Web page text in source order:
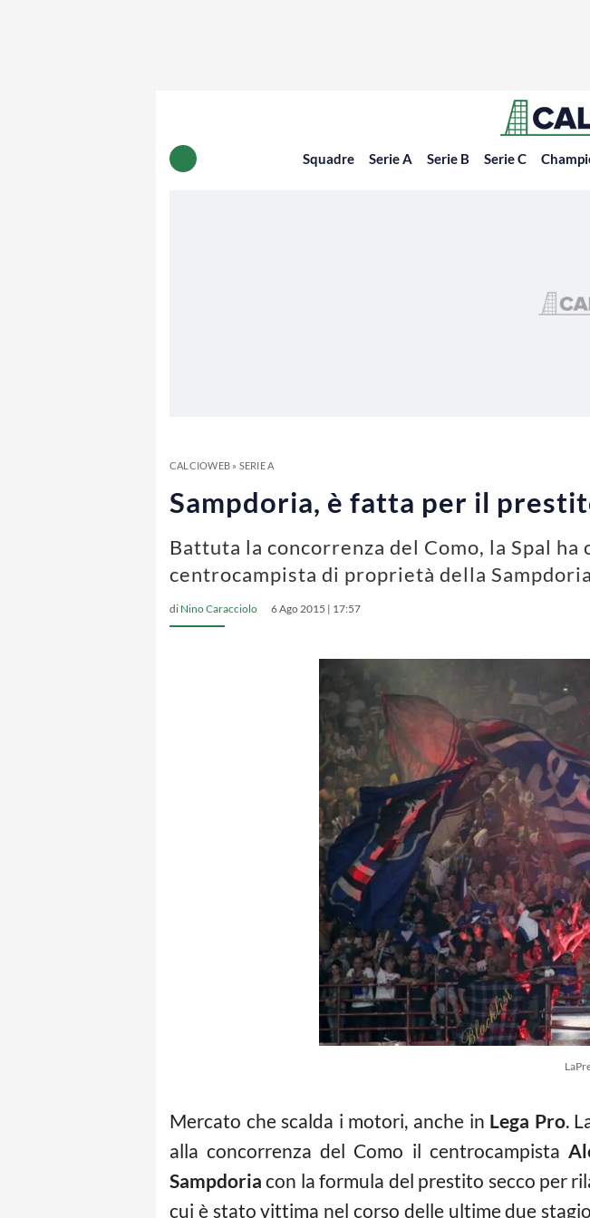
Squadre Serie A Serie B Serie C
CALCIOWEB» SERIE A
Sampdoria, è fatta per il
Battuta la concorrenza del Como, la Spal
centrocampista di proprietà della Sampdoria
di Nino Caracciolo 6 Ago 2015 | 17:57
Mercato che scalda i motori, anche in Lega Pro.
alla concorrenza del Como il centrocampista
Sampdoria con la formula del prestito secco per
cui è stato vittima nel corso delle ultime due